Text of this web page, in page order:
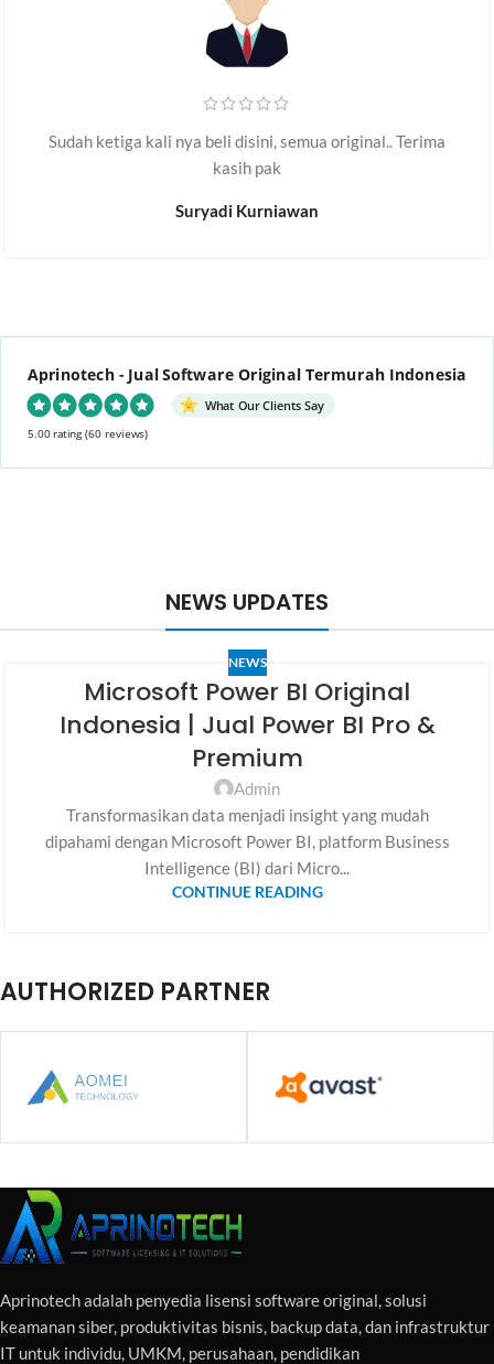
Sudah ketiga kali nya beli disini, semua original.. Terima
kasih pak
Suryadi Kurniawan
Aprinotech - Jual Software Original Termurah Indonesia
What Our Clients Say
5.00 rating(60 reviews)
NEWS UPDATES
NEWS
Microsoft Power BI Original
Indonesia | Jual Power BI Pro &
Premium
Admin
Transformasikan data menjadi insight yang mudah
dipahami dengan Microsoft Power BI, platform Business
Intelligence (BI) dari Micro...
CONTINUE READING
AUTHORIZED PARTNER
Aprinotech adalah penyedia lisensi software original, solusi
keamanan siber, produktivitas bisnis, backup data, dan infrastruktur
IT untuk individu, UMKM, perusahaan, pendidikan